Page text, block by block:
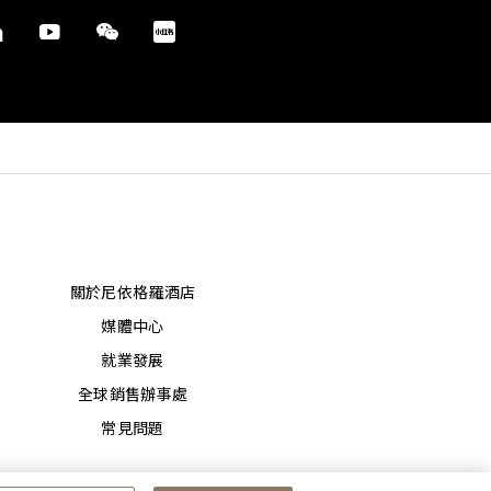
關於尼依格羅酒店
媒體中心
就業發展
全球銷售辦事處
常見問題